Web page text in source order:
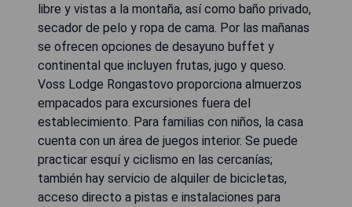
libre y vistas a la montaña, así como baño privado,
secador de pelo y ropa de cama. Por las mañanas
se ofrecen opciones de desayuno buffet y
continental que incluyen frutas, jugo y queso.
Voss Lodge Rongastovo proporciona almuerzos
empacados para excursiones fuera del
establecimiento. Para familias con niños, la casa
cuenta con un área de juegos interior. Se puede
practicar esquí y ciclismo en las cercanías;
también hay servicio de alquiler de bicicletas,
acceso directo a pistas e instalaciones para